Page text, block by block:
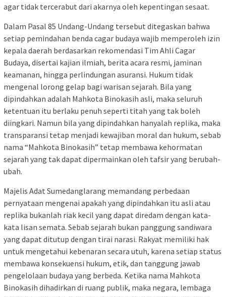
agar tidak tercerabut dari akarnya oleh kepentingan sesaat.
Dalam Pasal 85 Undang-Undang tersebut ditegaskan bahwa
setiap pemindahan benda cagar budaya wajib memperoleh izin
kepala daerah berdasarkan rekomendasi Tim Ahli Cagar
Budaya, disertai kajian ilmiah, berita acara resmi, jaminan
keamanan, hingga perlindungan asuransi. Hukum tidak
mengenal lorong gelap bagi warisan sejarah. Bila yang
dipindahkan adalah Mahkota Binokasih asli, maka seluruh
ketentuan itu berlaku penuh seperti titah yang tak boleh
diingkari. Namun bila yang dipindahkan hanyalah replika, maka
transparansi tetap menjadi kewajiban moral dan hukum, sebab
nama “Mahkota Binokasih” tetap membawa kehormatan
sejarah yang tak dapat dipermainkan oleh tafsir yang berubah-
ubah.
Majelis Adat Sumedanglarang memandang perbedaan
pernyataan mengenai apakah yang dipindahkan itu asli atau
replika bukanlah riak kecil yang dapat diredam dengan kata-
kata lisan semata. Sebab sejarah bukan panggung sandiwara
yang dapat ditutup dengan tirai narasi. Rakyat memiliki hak
untuk mengetahui kebenaran secara utuh, karena setiap status
membawa konsekuensi hukum, etik, dan tanggung jawab
pengelolaan budaya yang berbeda. Ketika nama Mahkota
Binokasih dihadirkan di ruang publik, maka negara, lembaga